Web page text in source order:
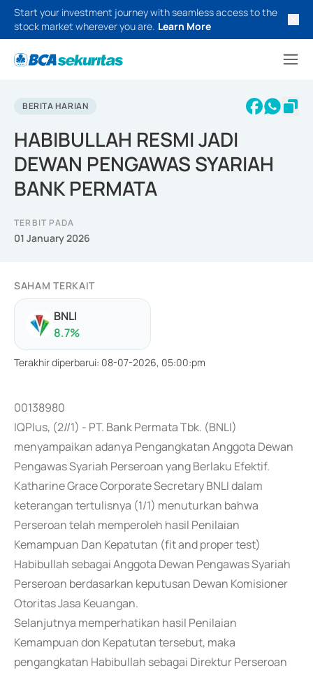
Start your investment journey with seamless access to the
stock market wherever you are. Learn More
BERITA HARIAN
HABIBULLAH RESMI JADI
DEWAN PENGAWAS SYARIAH
BANK PERMATA
TERBIT PADA
01 January 2026
SAHAM TERKAIT
BNLI
8.7%
Terakhir diperbarui: 08-07-2026, 05:00:pm
00138980
IQPlus, (2//1) - PT. Bank Permata Tbk. (BNLI)
menyampaikan adanya Pengangkatan Anggota Dewan
Pengawas Syariah Perseroan yang Berlaku Efektif.
Katharine Grace Corporate Secretary BNLI dalam
keterangan tertulisnya (1/1) menuturkan bahwa
Perseroan telah memperoleh hasil Penilaian
Kemampuan Dan Kepatutan (fit and proper test)
Habibullah sebagai Anggota Dewan Pengawas Syariah
Perseroan berdasarkan keputusan Dewan Komisioner
Otoritas Jasa Keuangan.
Selanjutnya memperhatikan hasil Penilaian
Kemampuan don Kepatutan tersebut, maka
pengangkatan Habibullah sebagai Direktur Perseroan